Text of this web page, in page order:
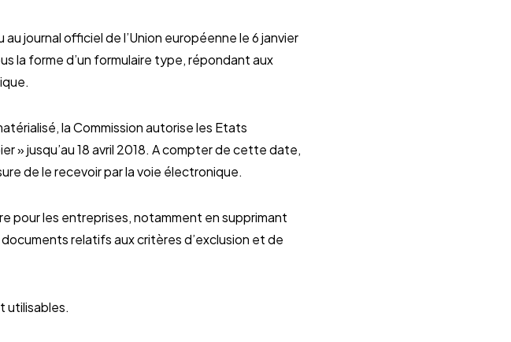
journal officiel de l’Union européenne le 6 janvier
la forme d’un formulaire type, répondant aux
la Commission autorise les Etats
» jusqu’au 18 avril 2018. A compter de cette date,
de le recevoir par la voie électronique.
pour les entreprises, notamment en supprimant
relatifs aux critères d’exclusion et de
utilisables.